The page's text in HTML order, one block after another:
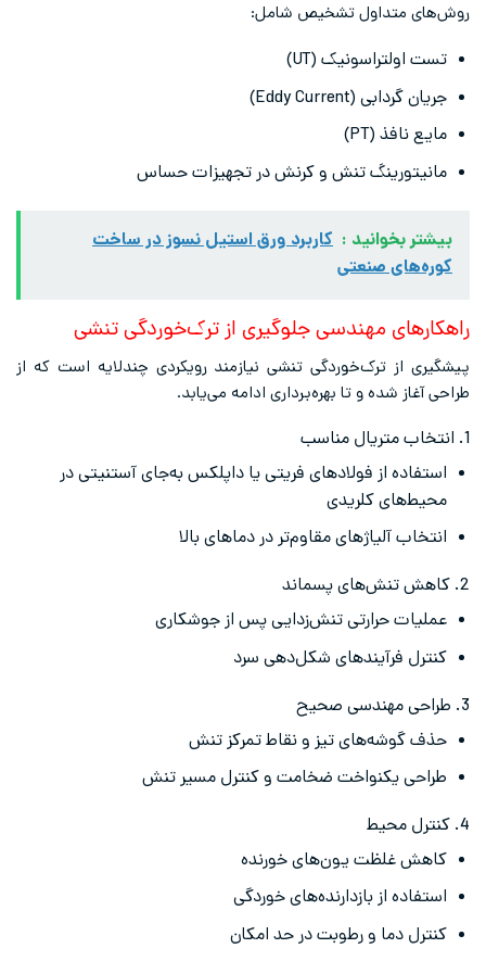
روش‌های متداول تشخیص شامل:
تست اولتراسونیک (UT)
جریان گردابی (Eddy Current)
مایع نافذ (PT)
مانیتورینگ تنش و کرنش در تجهیزات حساس
بیشتر بخوانید : کاربرد ورق استیل نسوز در ساخت
کوره‌های صنعتی
راهکارهای مهندسی جلوگیری از ترک‌خوردگی تنشی
پیشگیری از ترک‌خوردگی تنشی نیازمند رویکردی چندلایه است که از
طراحی آغاز شده و تا بهره‌برداری ادامه می‌یابد.
1. انتخاب متریال مناسب
استفاده از فولادهای فریتی یا داپلکس به‌جای آستنیتی در
محیط‌های کلریدی
انتخاب آلیاژهای مقاوم‌تر در دماهای بالا
2. کاهش تنش‌های پسماند
عملیات حرارتی تنش‌زدایی پس از جوشکاری
کنترل فرآیندهای شکل‌دهی سرد
3. طراحی مهندسی صحیح
حذف گوشه‌های تیز و نقاط تمرکز تنش
طراحی یکنواخت ضخامت و کنترل مسیر تنش
4. کنترل محیط
کاهش غلظت یون‌های خورنده
استفاده از بازدارنده‌های خوردگی
کنترل دما و رطوبت در حد امکان